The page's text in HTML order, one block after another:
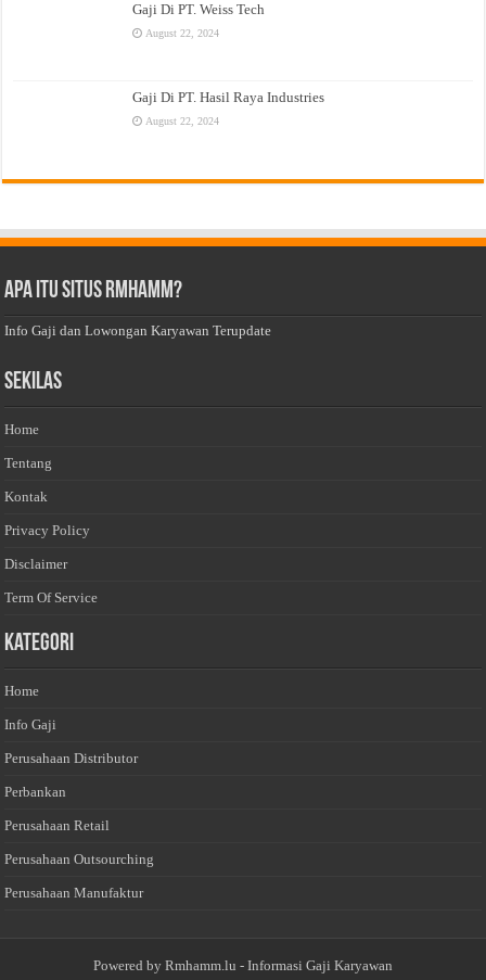
Gaji Di PT. Weiss Tech
August 22, 2024
Gaji Di PT. Hasil Raya Industries
August 22, 2024
Apa Itu Situs Rmhamm?
Info Gaji dan Lowongan Karyawan Terupdate
Sekilas
Home
Tentang
Kontak
Privacy Policy
Disclaimer
Term Of Service
Kategori
Home
Info Gaji
Perusahaan Distributor
Perbankan
Perusahaan Retail
Perusahaan Outsourching
Perusahaan Manufaktur
Powered by Rmhamm.lu - Informasi Gaji Karyawan